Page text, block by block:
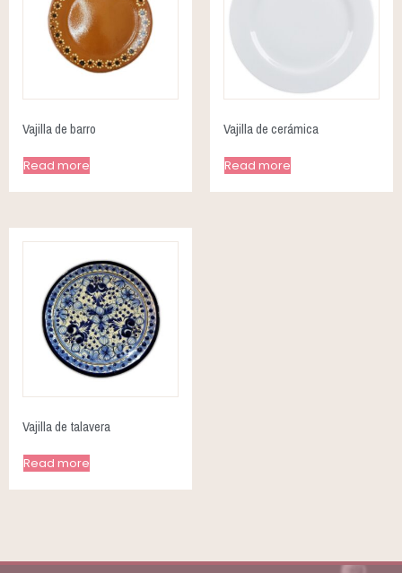
Vajilla de barro
Read more
Vajilla de cerámica
Read more
Vajilla de talavera
Read more